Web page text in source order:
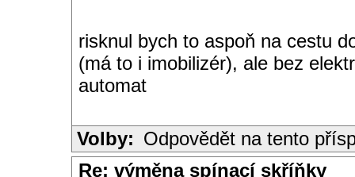
risknul bych to aspoň na cestu
(má to i imobilizér), ale bez
automat
Volby: Odpovědět na tento
Re: výměna spínací skříňky